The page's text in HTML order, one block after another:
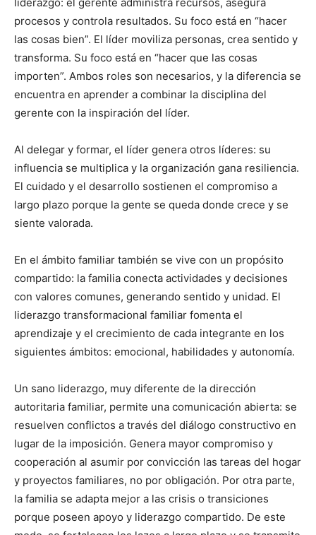
liderazgo: el gerente administra recursos, asegura
procesos y controla resultados. Su foco está en “hacer
las cosas bien”. El líder moviliza personas, crea sentido y
transforma. Su foco está en “hacer que las cosas
importen”. Ambos roles son necesarios, y la diferencia se
encuentra en aprender a combinar la disciplina del
gerente con la inspiración del líder.
Al delegar y formar, el líder genera otros líderes: su
influencia se multiplica y la organización gana resiliencia.
El cuidado y el desarrollo sostienen el compromiso a
largo plazo porque la gente se queda donde crece y se
siente valorada.
En el ámbito familiar también se vive con un propósito
compartido: la familia conecta actividades y decisiones
con valores comunes, generando sentido y unidad. El
liderazgo transformacional familiar fomenta el
aprendizaje y el crecimiento de cada integrante en los
siguientes ámbitos: emocional, habilidades y autonomía.
Un sano liderazgo, muy diferente de la dirección
autoritaria familiar, permite una comunicación abierta: se
resuelven conflictos a través del diálogo constructivo en
lugar de la imposición. Genera mayor compromiso y
cooperación al asumir por convicción las tareas del hogar
y proyectos familiares, no por obligación. Por otra parte,
la familia se adapta mejor a las crisis o transiciones
porque poseen apoyo y liderazgo compartido. De este